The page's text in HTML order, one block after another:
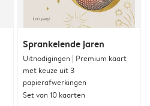
Sprankelende jaren
Uitnodigingen | Premium kaart
met keuze uit 3
papierafwerkingen
Set van 10 kaarten